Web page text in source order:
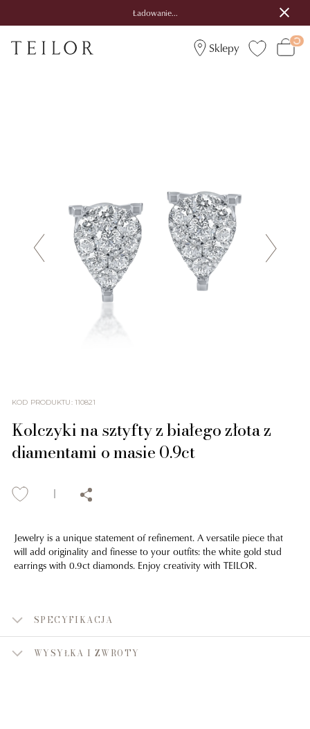
Ładowanie...
Sklepy
KOD PRODUKTU: 110821
Kolczyki na sztyfty z białego złota z
diamentami o masie 0.9ct
Jewelry is a unique statement of refinement. A versatile piece that
will add originality and finesse to your outfits: the white gold stud
earrings with 0.9ct diamonds. Enjoy creativity with TEILOR.
SPECYFIKACJA
WYSYŁKA I ZWROTY